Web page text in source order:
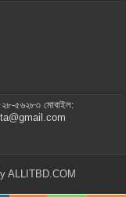
৫৬২৮৩ মোবাইল:
ALLITBD.COM